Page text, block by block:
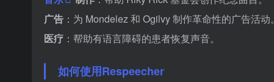
广告 ：为 Mondelez 和 Ogilvy 制作革命性的广告活动。
医疗 ：帮助有语言障碍的患者恢复声音。
如何使用Respeecher